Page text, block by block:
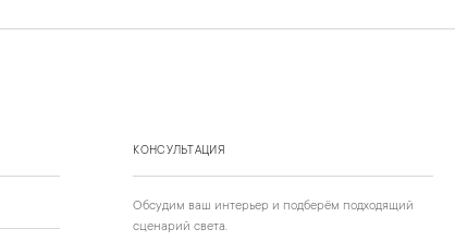
КОНСУЛЬТАЦИЯ
Обсудим ваш интерьер и подберём подходящий
сценарий света.